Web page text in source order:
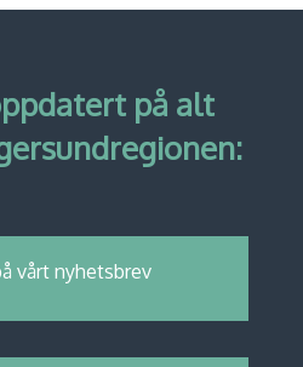
på alt
vårt nyhetsbrev